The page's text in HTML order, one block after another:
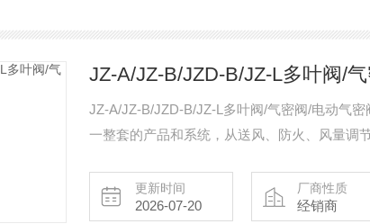
JZ-A/JZ-B/JZD-B/JZ-L多叶阀/
JZ-A/JZ-B/JZD-B/JZ-L多叶阀/气密阀/电动气
一整套的产品和系统，从送风、防火、风量调
更新时间
2026-07-20
厂商性质
经销商